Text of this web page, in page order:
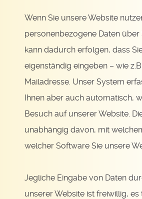
Wenn Sie unsere Website
personenbezogene Daten über
kann dadurch erfolgen, dass
eigenständig eingeben – wie
Mailadresse. Unser System
Ihnen aber auch automatisch,
Besuch auf unserer Website.
unabhängig davon, mit
welcher Software Sie unsere
Jegliche Eingabe von Daten
unserer Website ist freiwillig,